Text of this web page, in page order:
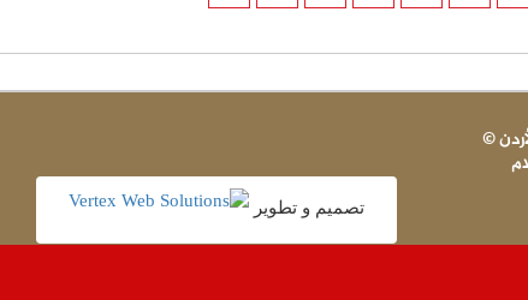
تصميم و تطوير